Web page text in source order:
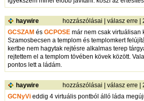
haywire hozzászólásai |válasz erre |
GCSZAM ésGCPOSE már nem csak virtuálisan
Szamosbecsen a templom és templomkert
kertbe nem hagytak rejtésre alkalmas terep
rejtettem el a templom tövében kövek között.
pontos lett a ládám.
haywire hozzászólásai |válasz erre |
GCNyVi eddig 4 virtuális pontból álló láda